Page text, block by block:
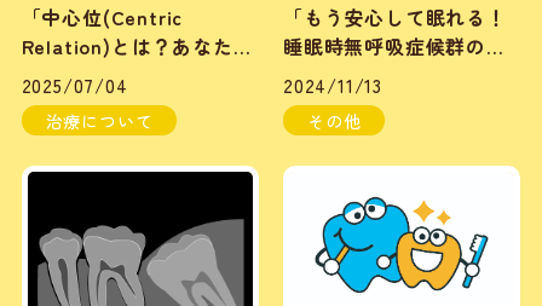
「中心位(Centric
Relation)とは？あなたの
顎関節の安定を保つ方
法」
2025/07/04
治療について
「もう安心して眠れる！
睡眠時無呼吸症候群の予
防方法」
2024/11/13
その他